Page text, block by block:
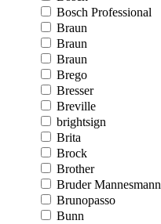
Bosch Professional
Braun
Braun
Braun
Brego
Bresser
Breville
brightsign
Brita
Brock
Brother
Bruder Mannesmann
Brunopasso
Bunn